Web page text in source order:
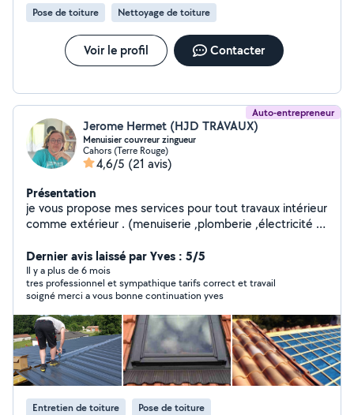
Pose de toiture Nettoyage de toiture
Voir le profil Contacter
Auto-entrepreneur
Jerome Hermet (HJD TRAVAUX)
Menuisier couvreur zingueur
Cahors (Terre Rouge)
4,6/5 (21 avis)
Présentation
je vous propose mes services pour tout travaux intérieur
comme extérieur . (menuiserie ,plomberie ,électricité ,
ainsi que vos travaux de toiture.)
Dernier avis laissé par Yves : 5/5
Il y a plus de 6 mois
tres professionnel et sympathique tarifs correct et travail
soigné merci a vous bonne continuation yves
Entretien de toiture Pose de toiture